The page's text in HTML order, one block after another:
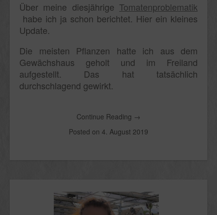
Über meine diesjährige Tomatenproblematik
habe ich ja schon berichtet. Hier ein kleines
Update.
Die meisten Pflanzen hatte ich aus dem
Gewächshaus geholt und im Freiland
aufgestellt. Das hat tatsächlich
durchschlagend gewirkt.
Continue Reading →
Posted on 4. August 2019